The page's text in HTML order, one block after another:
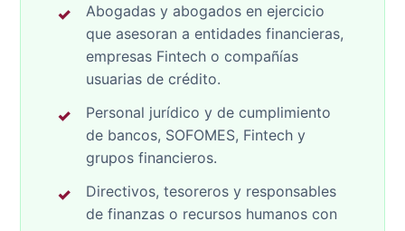
Abogadas y abogados en ejercicio
que asesoran a entidades financieras,
empresas Fintech o compañías
usuarias de crédito.
Personal jurídico y de cumplimiento
de bancos, SOFOMES, Fintech y
grupos financieros.
Directivos, tesoreros y responsables
de finanzas o recursos humanos con